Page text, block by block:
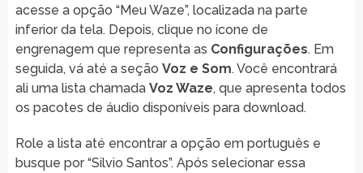
acesse a opção “Meu Waze”, localizada na parte
inferior da tela. Depois, clique no ícone de
engrenagem que representa as Configurações. Em
seguida, vá até a seção Voz e Som. Você encontrará
ali uma lista chamada Voz Waze, que apresenta todos
os pacotes de áudio disponíveis para download.
Role a lista até encontrar a opção em português e
busque por “Silvio Santos”. Após selecionar essa